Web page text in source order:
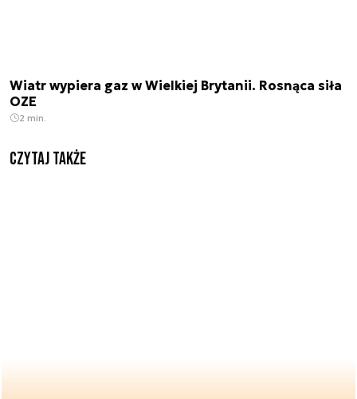
Wiatr wypiera gaz w Wielkiej Brytanii. Rosnąca siła
OZE
2 min.
Czytaj także